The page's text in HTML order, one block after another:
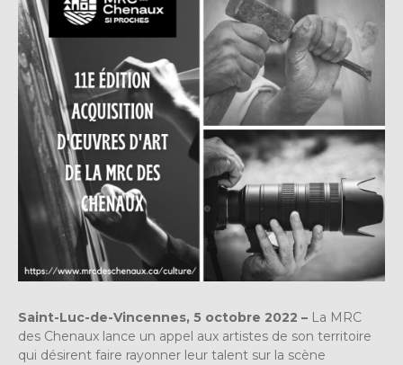
Saint-Luc-de-Vincennes, 5 octobre 2022 – La MRC
des Chenaux lance un appel aux artistes de son territoire
qui désirent faire rayonner leur talent sur la scène